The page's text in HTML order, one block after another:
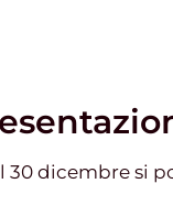
dicembre si